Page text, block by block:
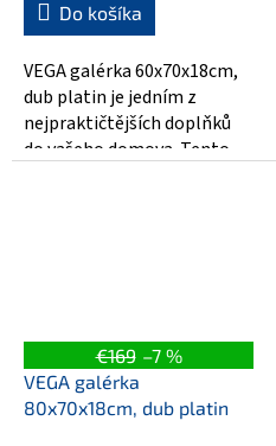
Do košíka
VEGA galérka 60x70x18cm,
dub platin je jedním z
nejpraktičtějších doplňků
do vašeho domova. Tento
€169 –7 %
VEGA galérka
80x70x18cm, dub platin